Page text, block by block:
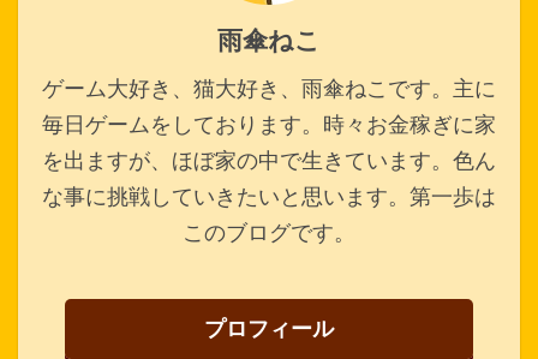
雨傘ねこ
ゲーム大好き、猫大好き、雨傘ねこです。主に
毎日ゲームをしております。時々お金稼ぎに家
を出ますが、ほぼ家の中で生きています。色ん
な事に挑戦していきたいと思います。第一歩は
このブログです。
プロフィール